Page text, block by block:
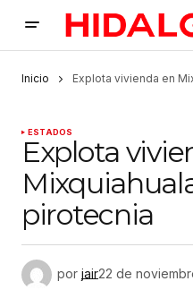
Inicio Explota vivienda en
ESTADOS
Explota
pirotecnia
por jair22 de